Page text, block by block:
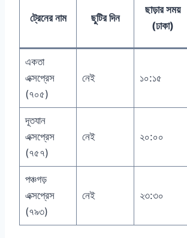
ট্রেনের নাম ছুটির দিন
ছাড়ার সময়
(ঢাকা)
একতা
এক্সপ্রেস
(৭০৫)
নেই ১০:১৫
দূতযান
এক্সপ্রেস
(৭৫৭)
নেই ২০:০০
পঞ্চগড়
এক্সপ্রেস
(৭৯৩)
নেই ২৩:৩০